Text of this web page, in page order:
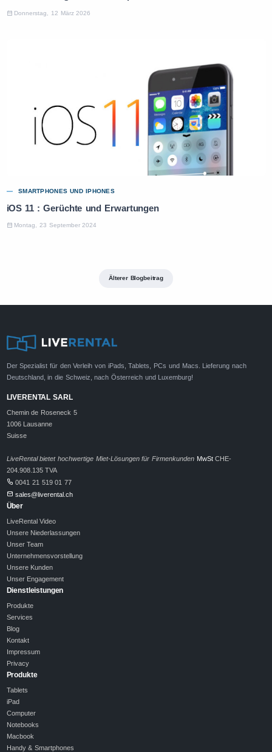
Donnerstag, 12 März 2026
SMARTPHONES UND IPHONES
iOS 11 : Gerüchte und Erwartungen
Montag, 23 September 2024
Älterer Blogbeitrag
Der Spezialist für den Verleih von iPads, Tablets, PCs und Macs. Lieferung nach
Deutschland, in die Schweiz, nach Österreich und Luxemburg!
LIVERENTAL SARL
Chemin de Roseneck 5
1006 Lausanne
Suisse
LiveRental bietet hochwertige Miet-Lösungen für Firmenkunden MwStCHE-
204.908.135 TVA
0041 21 519 01 77
sales@liverental.ch
Über
LiveRental Video
Unsere Niederlassungen
Unser Team
Unternehmensvorstellung
Unsere Kunden
Unser Engagement
Dienstleistungen
Produkte
Services
Blog
Kontakt
Impressum
Privacy
Produkte
Tablets
iPad
Computer
Notebooks
Macbook
Handy & Smartphones